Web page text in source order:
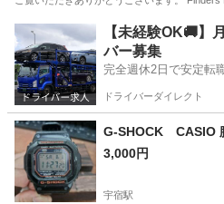
鹿児島市 谷山駅 服/ファ
【未経験OK🚚】
バー募集
完全週休2日で安定転
ドライバーダイレクト
G-SHOCK CASIO
3,000円
宇宿駅